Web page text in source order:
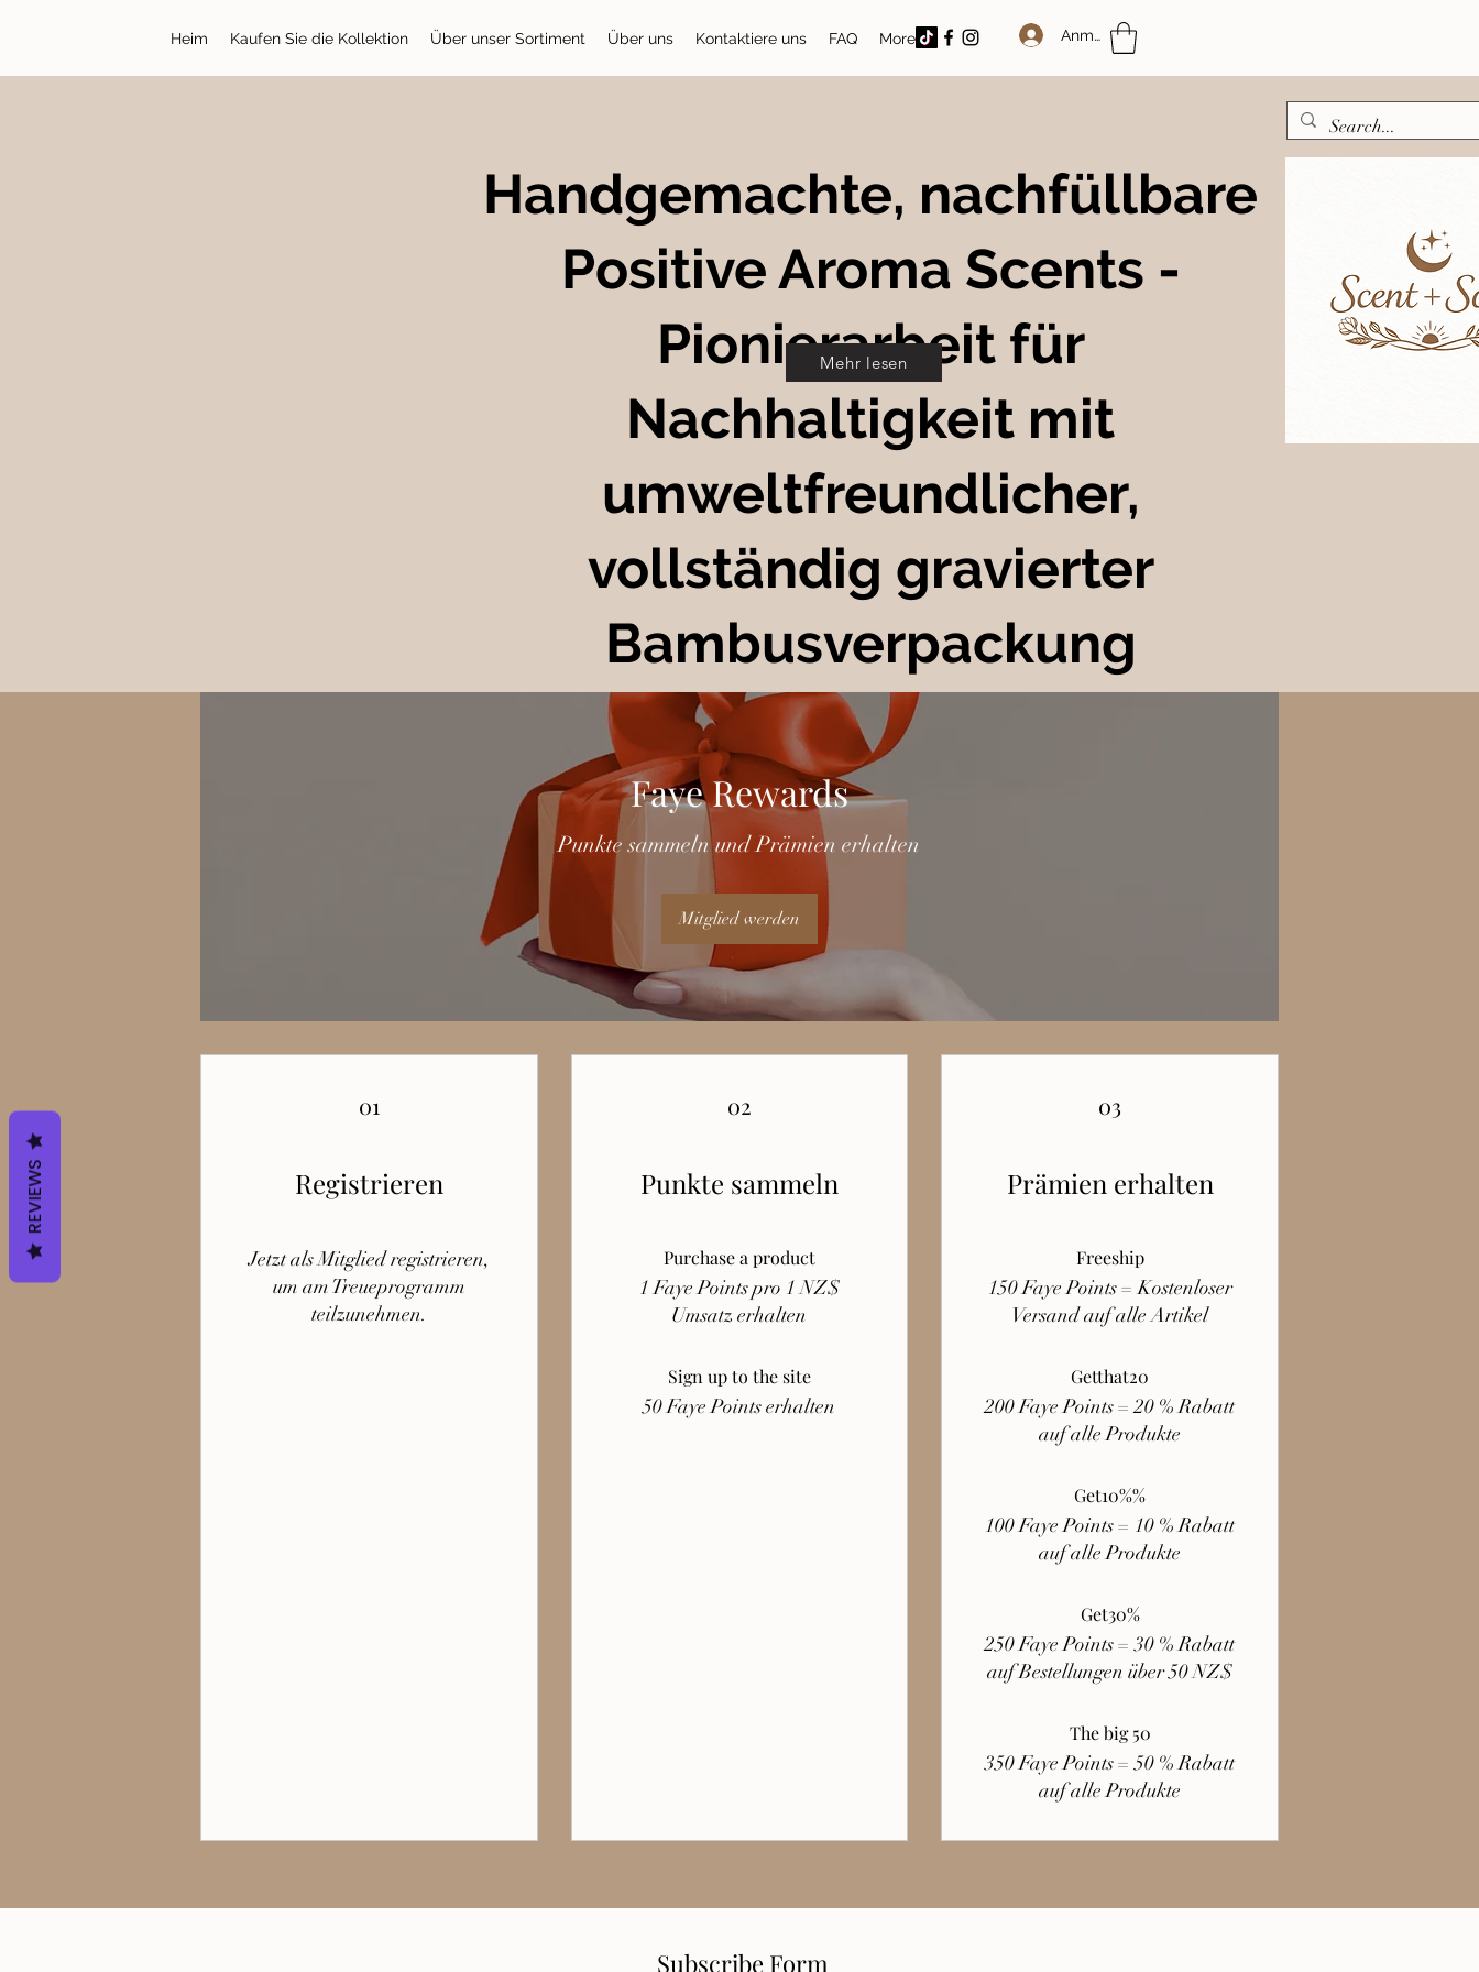
Heim Kaufen Sie die Kollektion Über unser Sortiment Über uns Kontaktiere uns FAQ More Anmelden
Handgemachte, nachfüllbare
Positive Aroma Scents -
Pionierarbeit für
Nachhaltigkeit mit
umweltfreundlicher,
vollständig gravierter
Bambusverpackung
Mehr lesen
Faye Rewards
Punkte sammeln und Prämien erhalten
Mitglied werden
01
Registrieren
Jetzt als Mitglied registrieren,
um am Treueprogramm
teilzunehmen.
02
Punkte sammeln
Purchase a product
1 Faye Points pro 1 NZ$
Umsatz erhalten
Sign up to the site
50 Faye Points erhalten
03
Prämien erhalten
Freeship
150 Faye Points = Kostenloser
Versand auf alle Artikel
Getthat20
200 Faye Points = 20 % Rabatt
auf alle Produkte
Get10%%
100 Faye Points = 10 % Rabatt
auf alle Produkte
Get30%
250 Faye Points = 30 % Rabatt
auf Bestellungen über 50 NZ$
The big 50
350 Faye Points = 50 % Rabatt
auf alle Produkte
Subscribe Form
REVIEWS